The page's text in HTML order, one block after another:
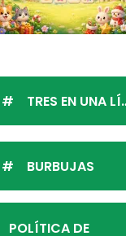
TRES EN UNA LÍNEA
BURBUJAS
POLÍTICA DE